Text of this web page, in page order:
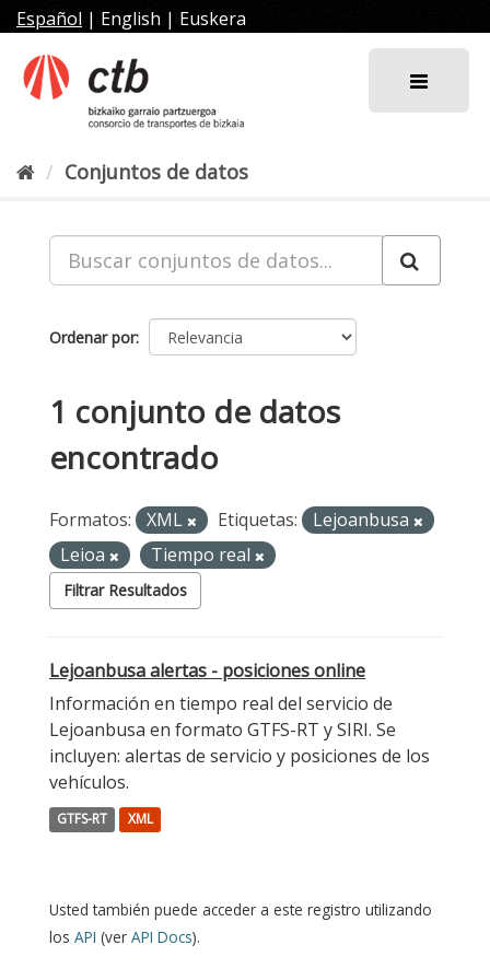
al
contenido
Español | English | Euskera
Conjuntos de datos
Ordenar por
1 conjunto de datos
encontrado
Formatos: XML Etiquetas:
Lejoanbusa
Leioa
Tiempo real
Filtrar Resultados
Lejoanbusa alertas - posiciones online
Información en tiempo real del servicio de
Lejoanbusa en formato GTFS-RT y SIRI. Se
incluyen: alertas de servicio y posiciones de los
vehículos.
GTFS-RT XML
Usted también puede acceder a este registro utilizando
los API (ver API Docs).